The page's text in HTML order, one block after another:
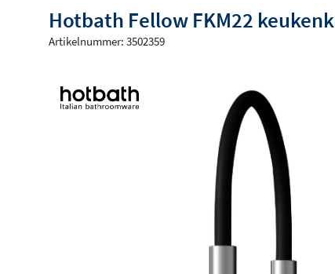
Hotbath Fellow FKM22
Artikelnummer: 3502359